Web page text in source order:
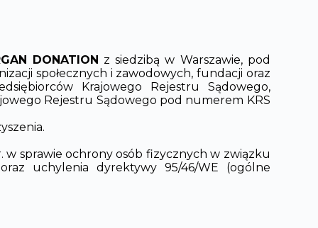
DONATION z siedzibą w Warszawie, pod
społecznych i zawodowych, fundacji oraz
Krajowego Rejestru Sądowego,
Rejestru Sądowego pod numerem KRS
w sprawie ochrony osób fizycznych w związku
uchylenia dyrektywy 95/46/WE (ogólne